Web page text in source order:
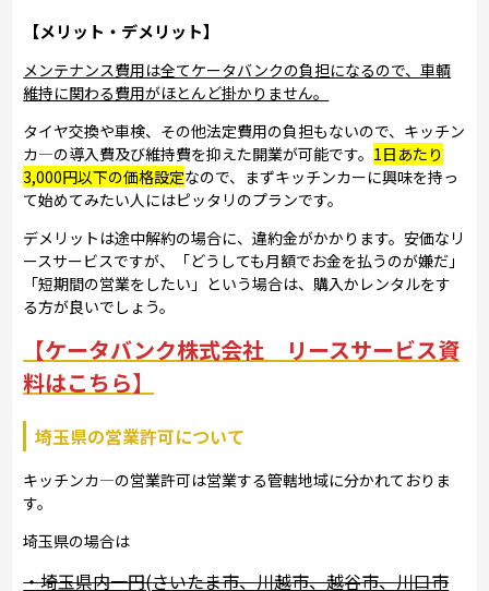
【メリット・デメリット】
メンテナンス費用は全てケータバンクの負担になるので、車輌
維持に関わる費用がほとんど掛かりません。
タイヤ交換や車検、その他法定費用の負担もないので、キッチン
カ―の導入費及び維持費を抑えた開業が可能です。 1日あたり
3,000円以下の価格設定なので、まずキッチンカーに興味を持っ
て始めてみたい人にはピッタリのプランです。
デメリットは途中解約の場合に、違約金がかかります。安価なリ
ースサービスですが、「どうしても月額でお金を払うのが嫌だ」
「短期間の営業をしたい」という場合は、購入かレンタルをす
る方が良いでしょう。
【ケータバンク株式会社 リースサービス資
料はこちら】
埼玉県の営業許可について
キッチンカ―の営業許可は営業する管轄地域に分かれておりま
す。
埼玉県の場合は
・埼玉県内一円(さいたま市、川越市、越谷市、川口市